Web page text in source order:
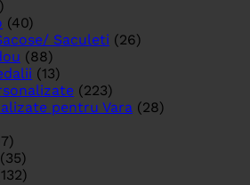
(40)
Saculeti (26)
(88)
(13)
(223)
pentru Vara (28)
(35)